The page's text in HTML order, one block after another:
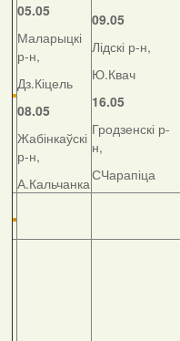
05.05
Маларыцкі
р-н,
Дз.Кіцель
08.05
Жабінкаўскі
р-н,
А.Кальчанка
09.05
Лідскі р-н,
Ю.Квач
16.05
Гродзенскі р-
н,
СЧарапіца